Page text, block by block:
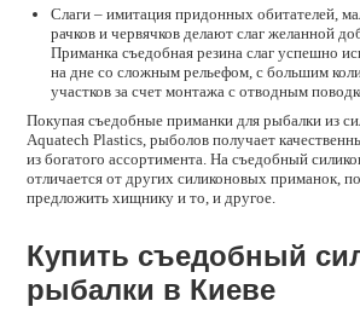
Слаги – имитация придонных обитателей,
рачков и червячков делают слаг желанной
Приманка съедобная резина слаг успешно
на дне со сложным рельефом, с большим
участков за счет монтажа с отводным
Покупая съедобные приманки для рыбалки из
Aquatech Plastics, рыболов получает
из богатого ассортимента. На съедобный
отличается от других силиконовых приманок,
предложить хищнику и то, и другое.
Купить съедобный
рыбалки в Киеве